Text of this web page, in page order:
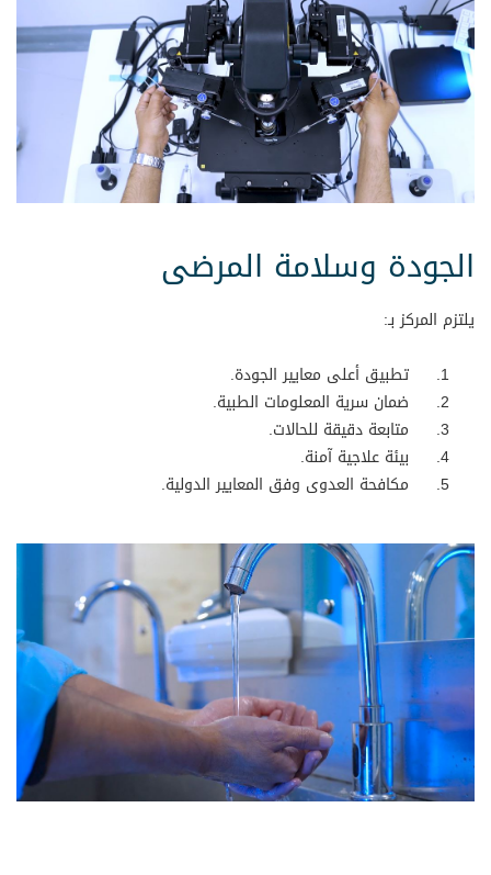
الجودة وسلامة المرضى
يلتزم المركز بـ:
تطبيق أعلى معايير الجودة.
ضمان سرية المعلومات الطبية.
متابعة دقيقة للحالات.
بيئة علاجية آمنة.
مكافحة العدوى وفق المعايير الدولية.